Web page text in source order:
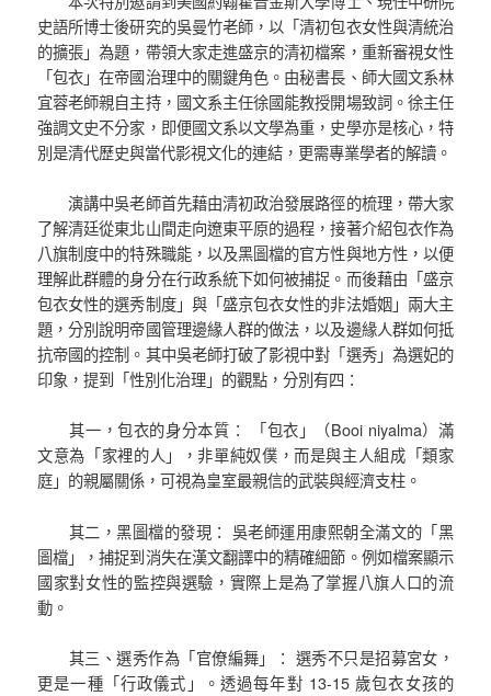
史語所博士後研究的吳曼竹老師，以「清初包衣女性與清統治
的擴張」為題，帶領大家走進盛京的清初檔案，重新審視女性
「包衣」在帝國治理中的關鍵角色。由秘書長、師大國文系林
宜蓉老師親自主持，國文系主任徐國能教授開場致詞。徐主任
強調文史不分家，即便國文系以文學為重，史學亦是核心，特
別是清代歷史與當代影視文化的連結，更需專業學者的解讀。
演講中吳老師首先藉由清初政治發展路徑的梳理，帶大家
了解清廷從東北山間走向遼東平原的過程，接著介紹包衣作為
八旗制度中的特殊職能，以及黑圖檔的官方性與地方性，以便
理解此群體的身分在行政系統下如何被捕捉。而後藉由「盛京
包衣女性的選秀制度」與「盛京包衣女性的非法婚姻」兩大主
題，分別說明帝國管理邊緣人群的做法，以及邊緣人群如何抵
抗帝國的控制。其中吳老師打破了影視中對「選秀」為選妃的
印象，提到「性別化治理」的觀點，分別有四：
其一，包衣的身分本質： 「包衣」（Booi niyalma）滿
文意為「家裡的人」，非單純奴僕，而是與主人組成「類家
庭」的親屬關係，可視為皇室最親信的武裝與經濟支柱。
其二，黑圖檔的發現： 吳老師運用康熙朝全滿文的「黑
圖檔」，捕捉到消失在漢文翻譯中的精確細節。例如檔案顯示
國家對女性的監控與選驗，實際上是為了掌握八旗人口的流
動。
其三、選秀作為「官僚編舞」： 選秀不只是招募宮女，
更是一種「行政儀式」。透過每年對 13-15 歲包衣女孩的